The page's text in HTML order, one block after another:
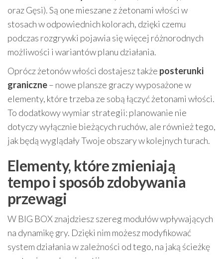
oraz Gęsi). Są one mieszane z żetonami włości w
stosach w odpowiednich kolorach, dzięki czemu
podczas rozgrywki pojawia się więcej różnorodnych
możliwości i wariantów planu działania.
Oprócz żetonów włości dostajesz także posterunki
graniczne– nowe plansze graczy wyposażone w
elementy, które trzeba ze sobą łączyć żetonami włości.
To dodatkowy wymiar strategii: planowanie nie
dotyczy wyłącznie bieżących ruchów, ale również tego,
jak będą wyglądały Twoje obszary w kolejnych turach.
Elementy, które zmieniają
tempo i sposób zdobywania
przewagi
W BIG BOX znajdziesz szereg modułów wpływających
na dynamikę gry. Dzięki nim możesz modyfikować
system działania w zależności od tego, na jaką ścieżkę